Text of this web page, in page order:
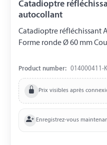
Catadioptre
autocollant
Catadioptre réfléchissant
Forme ronde Ø 60 mm
Product number: 014000411-K
Prix visibles après
Enregistrez-vous